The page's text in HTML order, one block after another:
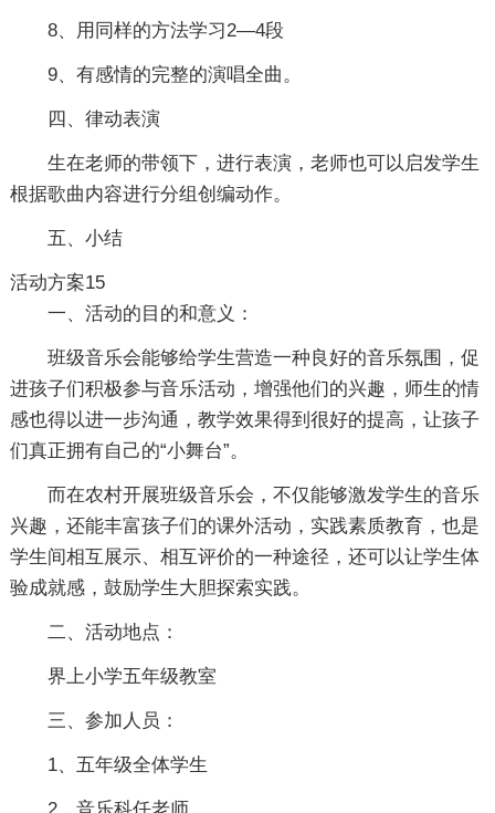
8、用同样的方法学习2—4段
9、有感情的完整的演唱全曲。
四、律动表演
生在老师的带领下，进行表演，老师也可以启发学生
根据歌曲内容进行分组创编动作。
五、小结
活动方案15
一、活动的目的和意义：
班级音乐会能够给学生营造一种良好的音乐氛围，促
进孩子们积极参与音乐活动，增强他们的兴趣，师生的情
感也得以进一步沟通，教学效果得到很好的提高，让孩子
们真正拥有自己的“小舞台”。
而在农村开展班级音乐会，不仅能够激发学生的音乐
兴趣，还能丰富孩子们的课外活动，实践素质教育，也是
学生间相互展示、相互评价的一种途径，还可以让学生体
验成就感，鼓励学生大胆探索实践。
二、活动地点：
界上小学五年级教室
三、参加人员：
1、五年级全体学生